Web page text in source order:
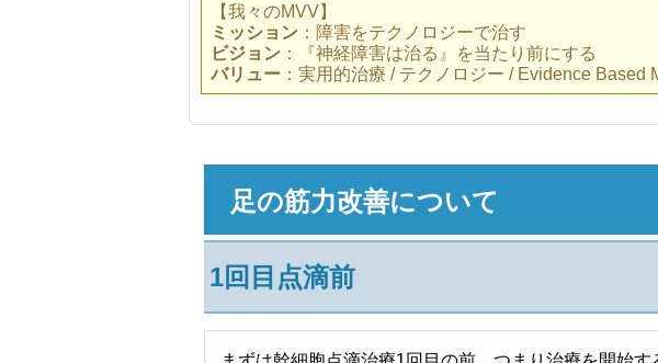
【我々のMVV】
ミッション：障害をテクノロジーで治す
ビジョン：『神経障害は治る』を当たり前にする
バリュー：実用的治療 / テクノロジー / Evidence Based
足の筋力改善について
1回目点滴前